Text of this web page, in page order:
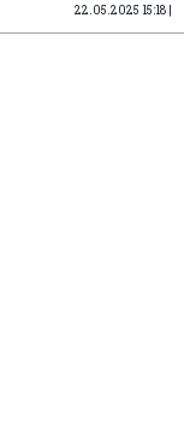
22.05.2025 15:18 |